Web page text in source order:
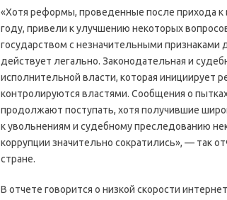
«Хотя реформы, проведенные после прихода
году, привели к улучшению некоторых
государством с незначительными признаками
действует легально. Законодательная и
исполнительной власти, которая
контролируются властями. Сообщения о
продолжают поступать, хотя получившие
к увольнениям и судебному преследованию
коррупции значительно сократились», — так
стране.
В отчете говорится о низкой скорости